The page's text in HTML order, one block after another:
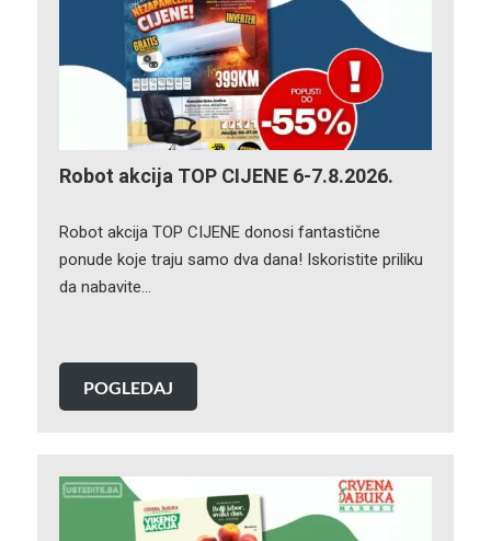
Robot akcija TOP CIJENE 6-7.8.2026.
Robot akcija TOP CIJENE donosi fantastične
ponude koje traju samo dva dana! Iskoristite priliku
da nabavite…
POGLEDAJ